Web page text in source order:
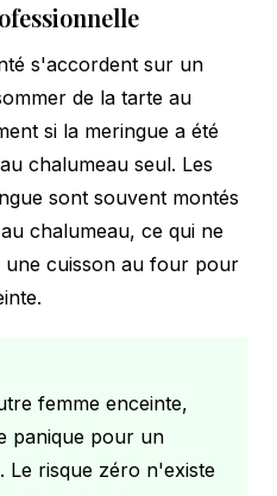
s'accordent sur un
de la tarte au
si la meringue a été
chalumeau seul. Les
sont souvent montés
chalumeau, ce qui ne
une cuisson au four pour
femme enceinte,
panique pour un
Le risque zéro n'existe